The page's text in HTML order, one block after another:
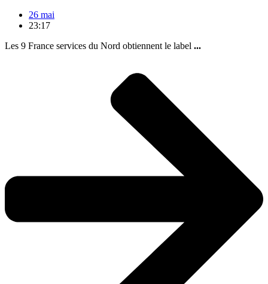
26 mai
23:17
Les 9 France services du Nord obtiennent le label ...